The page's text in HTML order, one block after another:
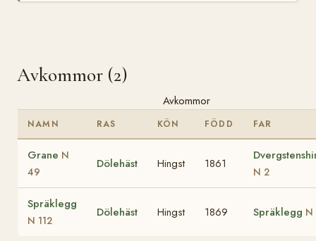
Avkommor (2)
Avkommor
NAMN RAS KÖN FÖDD FAR
Grane N
49
Dölehäst Hingst 1861
N 2
Spräklegg
N 112
Dölehäst Hingst 1869 Spräklegg N